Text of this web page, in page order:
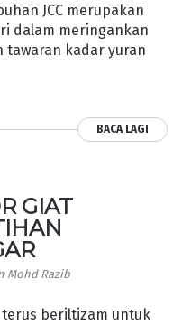
JCC merupakan
dalam meringankan
tawaran kadar yuran
BACA LAGI
GIAT
Mohd Razib
terus beriltizam untuk